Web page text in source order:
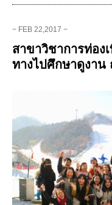
− FEB 22,2017 −
สาขาวิชาการท่อง
ทางไปศึกษาดูงา